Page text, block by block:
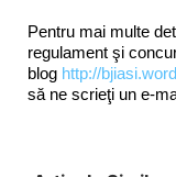
Pentru mai multe
regulament şi
blog http://
să ne scrieţi un e-